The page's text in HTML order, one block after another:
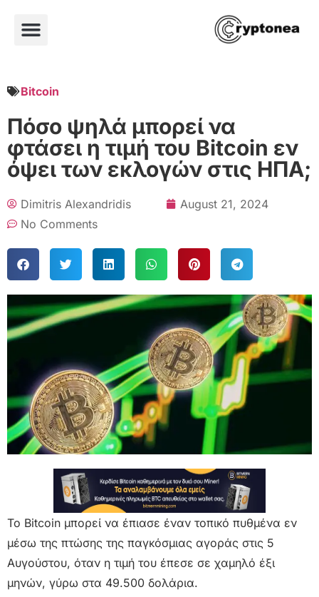
Bitcoin
Πόσο ψηλά μπορεί να
φτάσει η τιμή του Bitcoin εν
όψει των εκλογών στις ΗΠΑ;
Dimitris Alexandridis
August 21, 2024
No Comments
Το Bitcoin μπορεί να έπιασε έναν τοπικό πυθμένα εν
μέσω της πτώσης της παγκόσμιας αγοράς στις 5
Αυγούστου, όταν η τιμή του έπεσε σε χαμηλό έξι
μηνών, γύρω στα 49.500 δολάρια.